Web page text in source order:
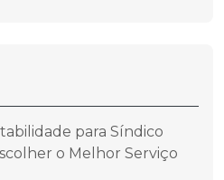
para Síndico
o Melhor Serviço